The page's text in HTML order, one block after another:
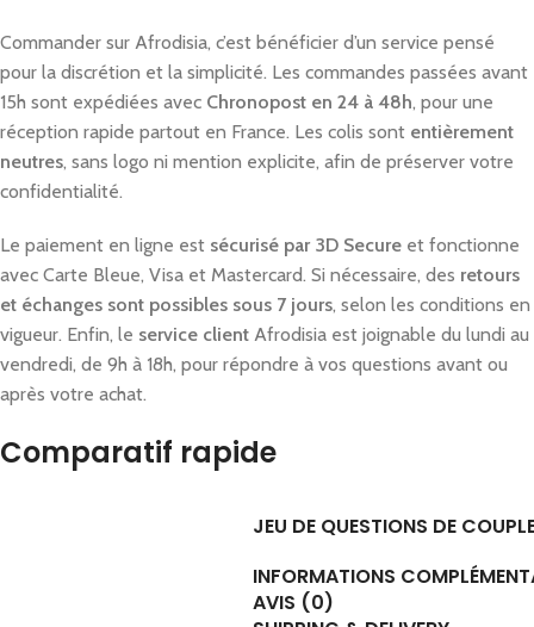
Commander sur Afrodisia, c’est bénéficier d’un service pensé
pour la discrétion et la simplicité. Les commandes passées avant
15h sont expédiées avec Chronopost en 24 à 48h, pour une
réception rapide partout en France. Les colis sont entièrement
neutres, sans logo ni mention explicite, afin de préserver votre
confidentialité.
Le paiement en ligne est sécurisé par 3D Secure et fonctionne
avec Carte Bleue, Visa et Mastercard. Si nécessaire, des retours
et échanges sont possibles sous 7 jours, selon les conditions en
vigueur. Enfin, le service client Afrodisia est joignable du lundi au
vendredi, de 9h à 18h, pour répondre à vos questions avant ou
après votre achat.
Comparatif rapide
JEU DE QUESTIONS DE
INFORMATIONS
AVIS (0)